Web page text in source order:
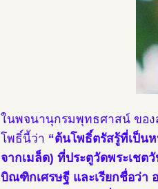
ในพจนานุกรมพุทธศาสน์ ของ
โพธิ์นี้ว่า “ต้นโพธิ์ตรัสรู้ที่เป็น
จากเมล็ด) ที่ประตูวัดพระเชต
บิณฑิกเศรษฐี และเรียกชื่อว่า